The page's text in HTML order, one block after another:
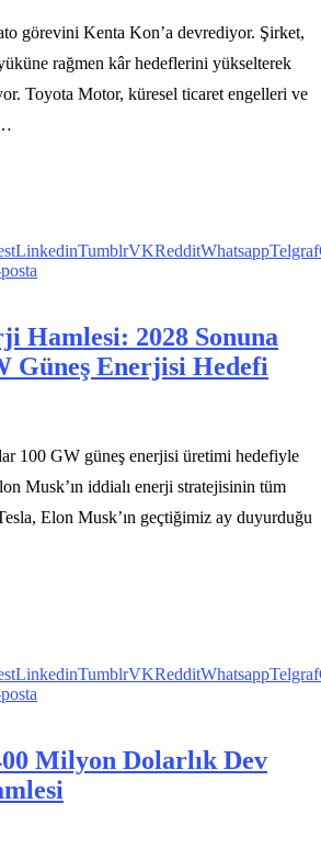
görevini Kenta Kon’a devrediyor. Şirket,
rağmen kâr hedeflerini yükselterek
Toyota Motor, küresel ticaret engelleri ve
LinkedinTumblrVKRedditWhatsappTelgraf
Hamlesi: 2028 Sonuna
Güneş Enerjisi Hedefi
100 GW güneş enerjisi üretimi hedefiyle
Musk’ın iddialı enerji stratejisinin tüm
Elon Musk’ın geçtiğimiz ay duyurduğu
LinkedinTumblrVKRedditWhatsappTelgraf
Milyon Dolarlık Dev